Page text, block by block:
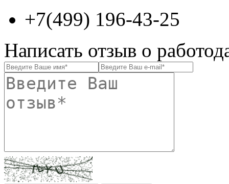
+7(499) 196-43-25
Написать отзыв о